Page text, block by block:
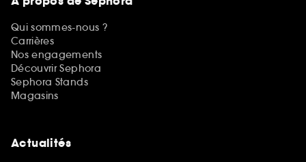
Qui sommes-nous ?
Carrières
Nos engagements
Découvrir Sephora
Sephora Stands
Magasins
Actualités